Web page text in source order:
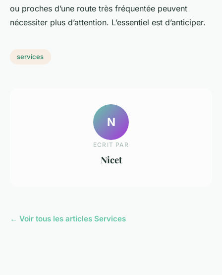
ou proches d’une route très fréquentée peuvent
nécessiter plus d’attention. L’essentiel est d’anticiper.
services
N
ECRIT PAR
Nicet
← Voir tous les articles Services